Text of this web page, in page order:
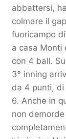
abbattersi,
colmare il
fuoricampo
a casa Monti
con 4 ball.
3° inning
da 4 punti, di
6. Anche in
non